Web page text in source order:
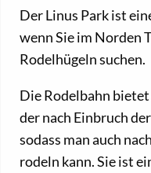
Der Linus Park ist
wenn Sie im Norden
Rodelhügeln suchen.
Die Rodelbahn
der nach Einbruch
sodass man auch
rodeln kann. Sie ist